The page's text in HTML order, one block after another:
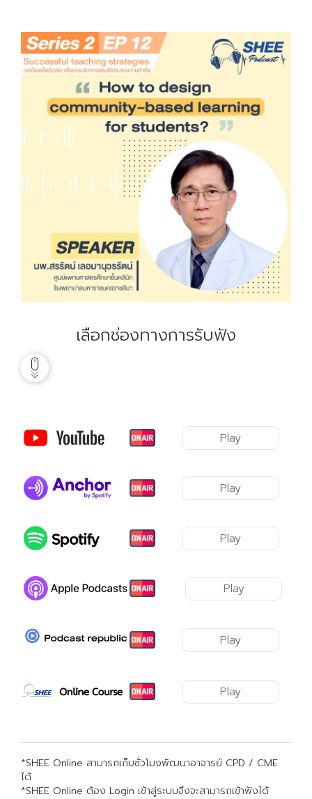
เลือกช่องทางการรับฟัง
Play
Play
Play
Play
Play
Play
*SHEE Online สามารถเก็บชั่วโมงพัฒนาอาจารย์ CPD / CME
ได้
*SHEE Online ต้อง Login เข้าสู่ระบบจึงจะสามารถเข้าฟังได้